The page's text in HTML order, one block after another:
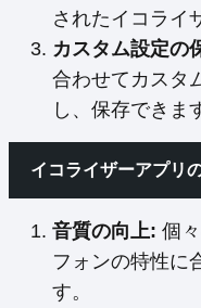
されたイコライ
カスタム設定の
合わせてカスタ
し、保存できま
イコライザーアプリ
音質の向上: 個
フォンの特性に
す。